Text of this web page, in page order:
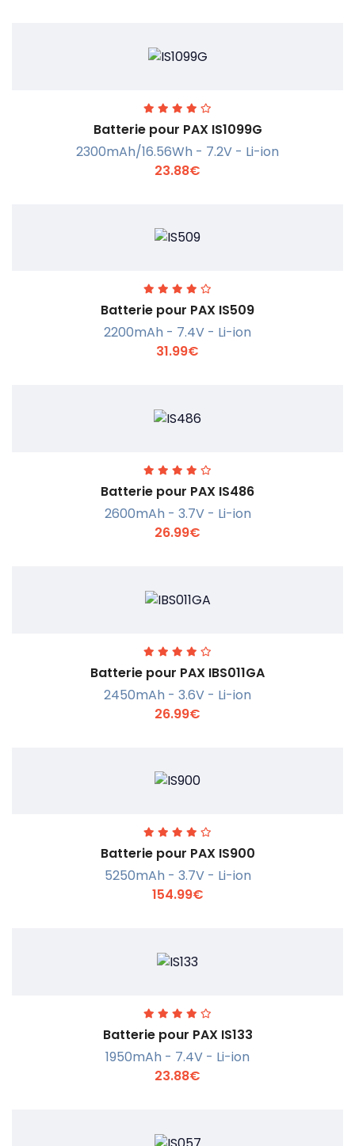
En savoir +
En savoir +
Batterie pour PAX IS1099G
2300mAh/16.56Wh - 7.2V - Li-ion
23.88€
En savoir +
Batterie pour PAX IS509
2200mAh - 7.4V - Li-ion
31.99€
En savoir +
Batterie pour PAX IS486
2600mAh - 3.7V - Li-ion
26.99€
En savoir +
Batterie pour PAX IBS011GA
2450mAh - 3.6V - Li-ion
26.99€
En savoir +
Batterie pour PAX IS900
5250mAh - 3.7V - Li-ion
154.99€
En savoir +
Batterie pour PAX IS133
1950mAh - 7.4V - Li-ion
23.88€